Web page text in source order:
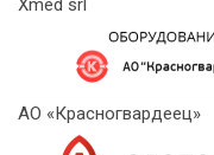
Xmed srl
АО «Красногвардеец»